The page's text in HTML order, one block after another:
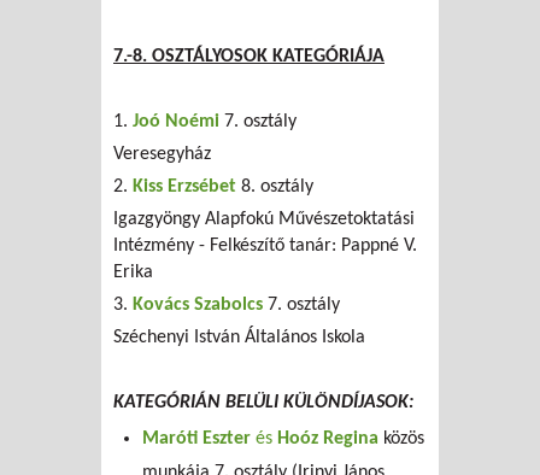
7.-8. OSZTÁLYOSOK KATEGÓRIÁJA
1. Joó Noémi 7. osztály
Veresegyház
2. Kiss Erzsébet 8. osztály
Igazgyöngy Alapfokú Művészetoktatási
Intézmény - Felkészítő tanár: Pappné V.
Erika
3. Kovács Szabolcs 7. osztály
Széchenyi István Általános Iskola
KATEGÓRIÁN BELÜLI KÜLÖNDÍJASOK:
Maróti Eszter és Hoóz Regina közös